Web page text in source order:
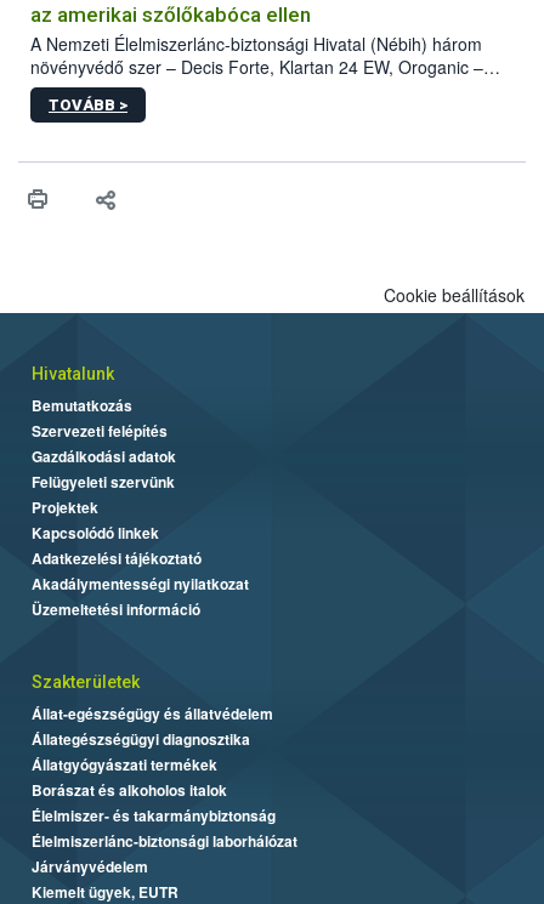
az amerikai szőlőkabóca ellen
A Nemzeti Élelmiszerlánc-biztonsági Hivatal (Nébih) három
növényvédő szer – Decis Forte, Klartan 24 EW, Oroganic –
engedélyokiratát módosította, így azok a szüretet követően,
egészen a vesszőérettség (BBCH 91) stádiumáig
érésű szőlőkben is legyen lehetőség a károsító elleni további
felhasználók számára is elérhető és ökológiai termesztésben is
TOVÁBB >
Cookie beállítások
Hivatalunk
Bemutatkozás
Szervezeti felépítés
Gazdálkodási adatok
Felügyeleti szervünk
Projektek
Kapcsolódó linkek
Adatkezelési tájékoztató
Akadálymentességi nyilatkozat
Üzemeltetési információ
Szakterületek
Állat-egészségügy és állatvédelem
Állategészségügyi diagnosztika
Állatgyógyászati termékek
Borászat és alkoholos italok
Élelmiszer- és takarmánybiztonság
Élelmiszerlánc-biztonsági laborhálózat
Járványvédelem
Kiemelt ügyek, EUTR